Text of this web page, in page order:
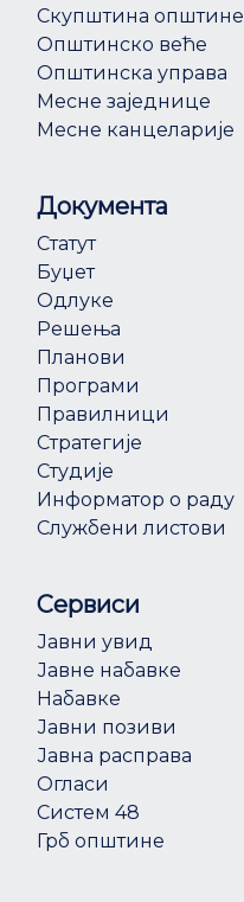
Скупштина општине
Општинско веће
Општинска управа
Месне заједнице
Месне канцеларије
Документа
Статут
Буџет
Одлуке
Решења
Планови
Програми
Правилници
Стратегије
Студије
Информатор о раду
Службени листови
Сервиси
Јавни увид
Јавне набавке
Набавке
Јавни позиви
Јавна расправа
Огласи
Систем 48
Грб општине